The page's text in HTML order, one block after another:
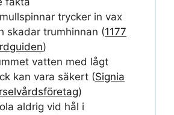
trycker in vax
skadar trumhinnan (1177
)
vatten med lågt
kan vara säkert (Signia
)
aldrig vid hål i